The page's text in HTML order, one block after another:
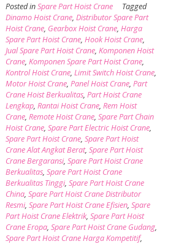
Posted inSpare Part Hoist Crane
Tagged
Dinamo Hoist Crane, Distributor Spare Part
Hoist Crane, Gearbox Hoist Crane, Harga
Spare Part Hoist Crane, Hook Hoist Crane,
Jual Spare Part Hoist Crane, Komponen Hoist
Crane, Komponen Spare Part Hoist Crane,
Kontrol Hoist Crane, Limit Switch Hoist Crane,
Motor Hoist Crane, Panel Hoist Crane, Part
Crane Hoist Berkualitas, Part Hoist Crane
Lengkap, Rantai Hoist Crane, Rem Hoist
Crane, Remote Hoist Crane, Spare Part Chain
Hoist Crane, Spare Part Electric Hoist Crane,
Spare Part Hoist Crane, Spare Part Hoist
Crane Alat Angkat Berat, Spare Part Hoist
Crane Bergaransi, Spare Part Hoist Crane
Berkualitas, Spare Part Hoist Crane
Berkualitas Tinggi, Spare Part Hoist Crane
China, Spare Part Hoist Crane Distributor
Resmi, Spare Part Hoist Crane Efisien, Spare
Part Hoist Crane Elektrik, Spare Part Hoist
Crane Eropa, Spare Part Hoist Crane Gudang,
Spare Part Hoist Crane Harga Kompetitif,